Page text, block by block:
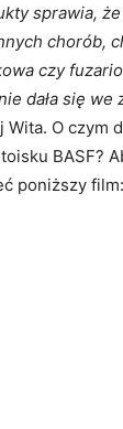
sprawia,
chorób,
czy
dała się we
Wita. O czym
BASF?
poniższy film: